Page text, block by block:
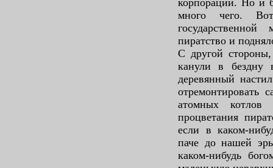
много чего.
пиратство и
С другой стороны,
канули в бездну
деревянный
отремонтировать
атомных котлов
процветания
если в каком-
паче до нашей
каком-нибудь